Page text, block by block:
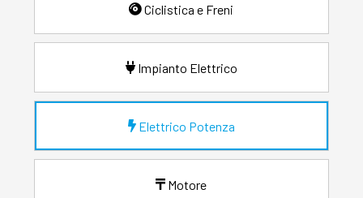
Ciclistica e Freni
Impianto Elettrico
Elettrico Potenza
Motore